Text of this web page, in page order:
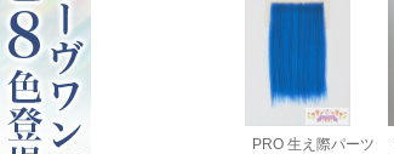
80cm - ディ
PRO 生え際パーツ